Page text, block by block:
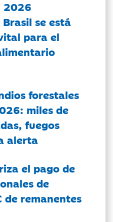
2026
se está
para el
forestales
miles de
fuegos
alerta
el pago de
de
de remanentes